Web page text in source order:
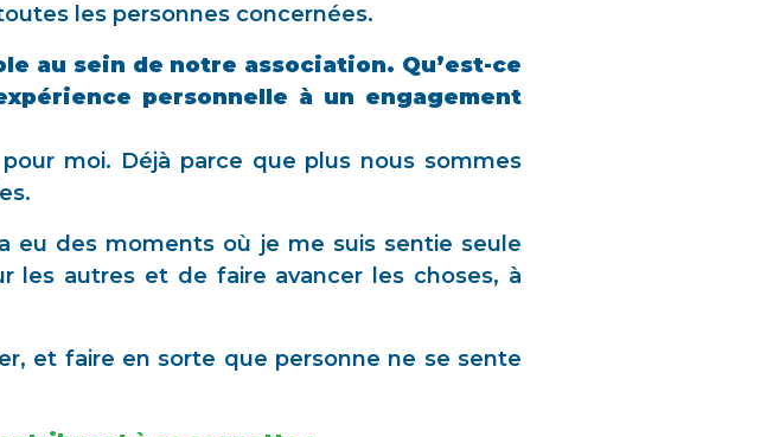
les personnes concernées.
au sein de notre association. Qu’est-ce
personnelle à un engagement
moi. Déjà parce que plus nous sommes
eu des moments où je me suis sentie seule
les autres et de faire avancer les choses, à
et faire en sorte que personne ne se sente